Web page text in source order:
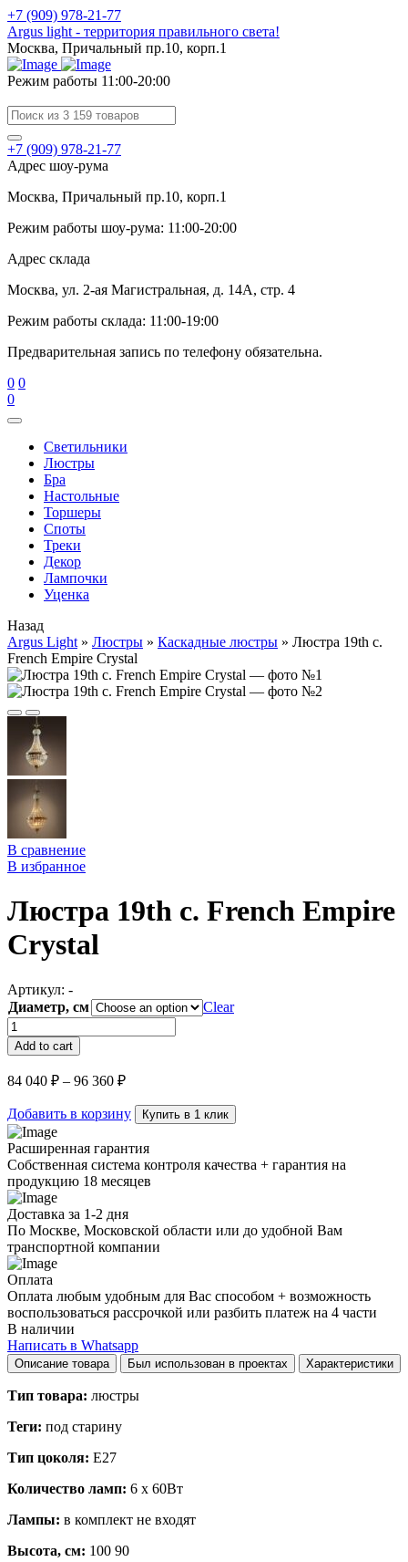
+7 (909) 978-21-77
Argus light - территория правильного света!
Москва, Причальный пр.10, корп.1
Режим работы 11:00-20:00
+7 (909) 978-21-77
Адрес шоу-рума
Москва, Причальный пр.10, корп.1
Режим работы шоу-рума: 11:00-20:00
Адрес склада
Москва, ул. 2-ая Магистральная, д. 14А, стр. 4
Режим работы склада: 11:00-19:00
Предварительная запись по телефону обязательна.
0 0
0
Cветильники
Люстры
Бра
Настольные
Торшеры
Споты
Треки
Декор
Лампочки
Уценка
Назад
Argus Light » Люстры » Каскадные люстры » Люстра 19th c.
French Empire Crystal
В сравнение
В избранное
Люстра 19th c. French Empire
Crystal
Артикул: -
Диаметр, см
Clear
Люстра
19th
c.
French
Empire
Crystal
quantity
Add to cart
84 040 ₽ – 96 360 ₽
Добавить в корзину Купить в 1 клик
Расширенная гарантия
Собственная система контроля качества + гарантия на
продукцию 18 месяцев
Доставка за 1-2 дня
По Москве, Московской области или до удобной Вам
транспортной компании
Оплата
Оплата любым удобным для Вас способом + возможность
воспользоваться рассрочкой или разбить платеж на 4 части
В наличии
Написать в Whatsapp
Описание товара Был использован в проектах Характеристики
Тип товара: люстры
Теги: под старину
Тип цоколя: E27
Количество ламп: 6 x 60Вт
Лампы: в комплект не входят
Высота, см: 100 90